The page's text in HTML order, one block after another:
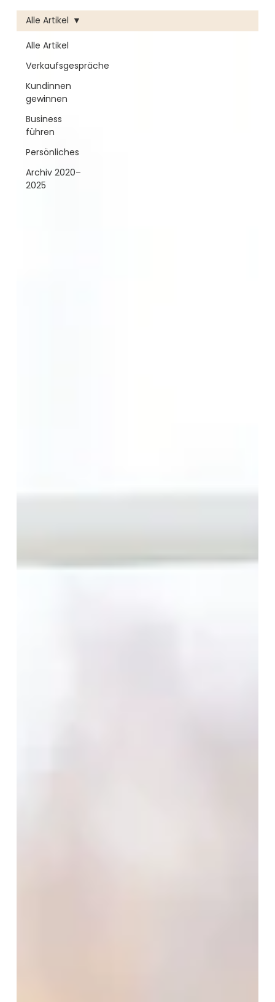
Alle Artikel
Verkaufsgespräche
Kundinnen
gewinnen
Business
führen
Persönliches
Archiv 2020–
2025
Alle Artikel